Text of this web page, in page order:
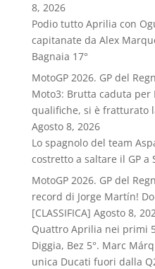
8, 2026
Podio tutto Aprilia con
capitanate da Alex
Bagnaia 17°
MotoGP 2026. GP del
Moto3: Brutta caduta
qualifiche, si è fratturato
Agosto 8, 2026
Lo spagnolo del team
costretto a saltare il GP a
MotoGP 2026. GP del
record di Jorge Martín!
[CLASSIFICA] Agosto 8,
Quattro Aprilia nei primi
Diggia, Bez 5°. Marc
unica Ducati fuori dalla